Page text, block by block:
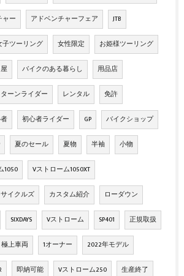
ャー アドベンチャーフェア JTB
子ツーリング 女性限定 お姫様ツーリング
バイクのある暮らし 用品店
ーンライダー レンタル 免許
初心者ライダー GP バイクショップ
夏のセール 夏物 半袖 小物
1050 Vストローム1050XT
イクルズ カスタム紹介 ローダウン
SIXDAYS Vストローム SP401 正規取扱
極上車両 1オーナー 2022年モデル
即納可能 Vストローム250 生産終了